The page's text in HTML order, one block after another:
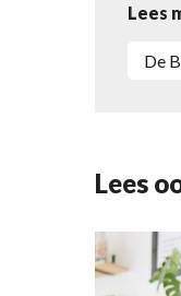
Lees
De
Lees